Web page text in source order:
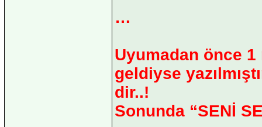
…
Uyumadan önce 1
geldiyse
dir..!
Sonunda “SENİ